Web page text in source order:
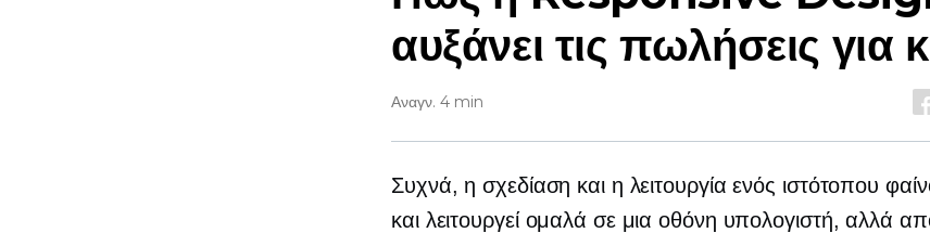
αυξάνει τις πωλήσεις για
Αναγν. 4 min
Συχνά, η σχεδίαση και η λειτουργία ενός ιστότοπου
και λειτουργεί ομαλά σε μια οθόνη υπολογιστή, αλλά